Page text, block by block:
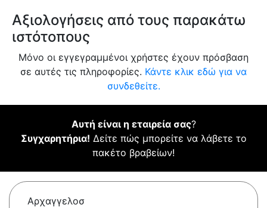
Αξιολογήσεις από τους παρακάτω
ιστότοπους
Μόνο οι εγγεγραμμένοι χρήστες έχουν πρόσβαση
σε αυτές τις πληροφορίες. Κάντε κλικ εδώ για να
συνδεθείτε.
Αυτή είναι η εταιρεία σας?
Συγχαρητήρια! Δείτε πώς μπορείτε να λάβετε το
πακέτο βραβείων!
Αρχαγγελοσ